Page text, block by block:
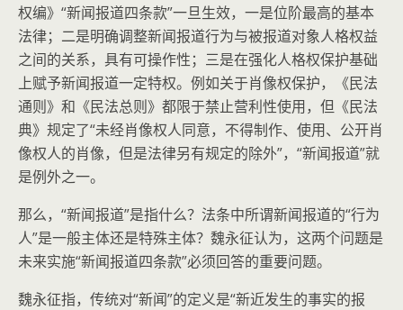
权编》“新闻报道四条款”一旦生效，一是位阶最高的基本
法律；二是明确调整新闻报道行为与被报道对象人格权益
之间的关系，具有可操作性；三是在强化人格权保护基础
上赋予新闻报道一定特权。例如关于肖像权保护，《民法
通则》和《民法总则》都限于禁止营利性使用，但《民法
典》规定了“未经肖像权人同意，不得制作、使用、公开肖
像权人的肖像，但是法律另有规定的除外”，“新闻报道”就
是例外之一。
那么，“新闻报道”是指什么？法条中所谓新闻报道的“行为
人”是一般主体还是特殊主体？魏永征认为，这两个问题是
未来实施“新闻报道四条款”必须回答的重要问题。
魏永征指，传统对“新闻”的定义是“新近发生的事实的报